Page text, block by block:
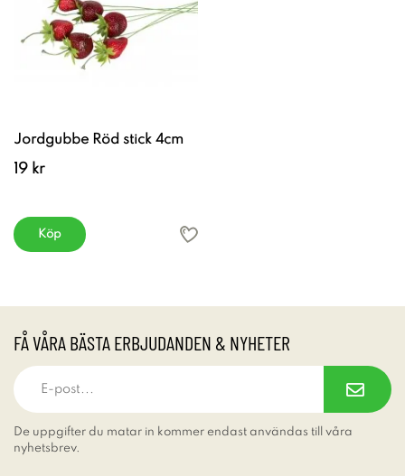
Jordgubbe Röd stick 4cm
19 kr
Köp
FÅ VÅRA BÄSTA ERBJUDANDEN & NYHETER
De uppgifter du matar in kommer endast användas till våra
nyhetsbrev.